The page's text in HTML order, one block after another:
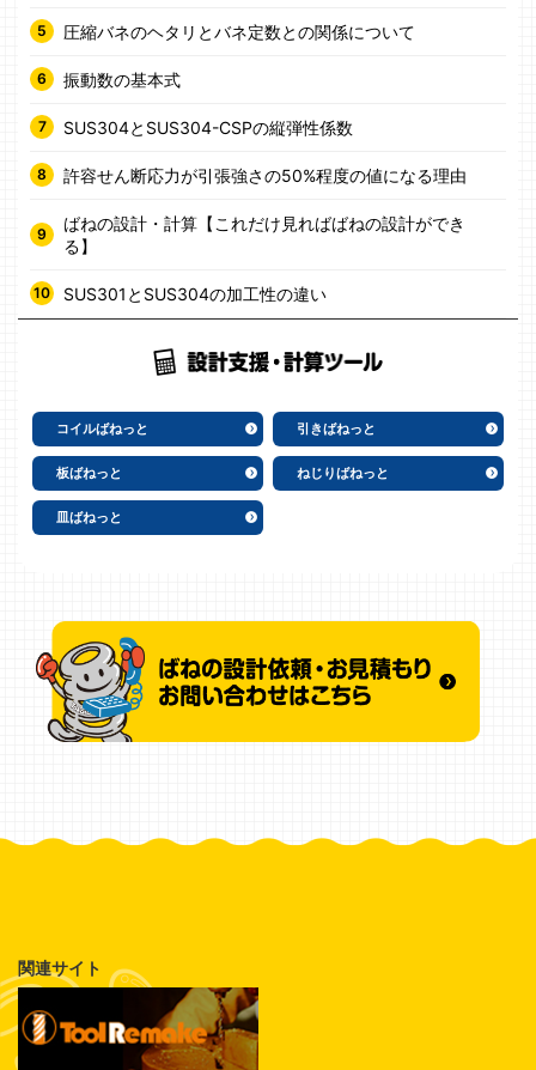
圧縮バネのヘタリとバネ定数との関係について
振動数の基本式
SUS304とSUS304-CSPの縦弾性係数
許容せん断応力が引張強さの50%程度の値になる理由
ばねの設計・計算【これだけ見ればばねの設計ができ
る】
SUS301とSUS304の加工性の違い
コイルばねっと 引きばねっと
板ばねっと ねじりばねっと
皿ばねっと
関連サイト